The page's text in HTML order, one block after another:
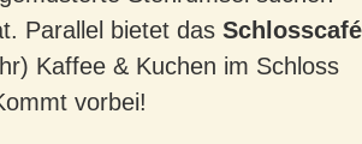
Parallel bietet das Schlosscafé
Kaffee & Kuchen im Schloss
vorbei!